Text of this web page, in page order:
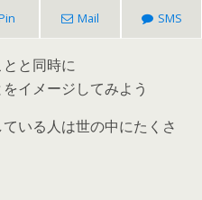
Mail SMS
と同時に
イメージしてみよう
いる人は世の中にたくさ